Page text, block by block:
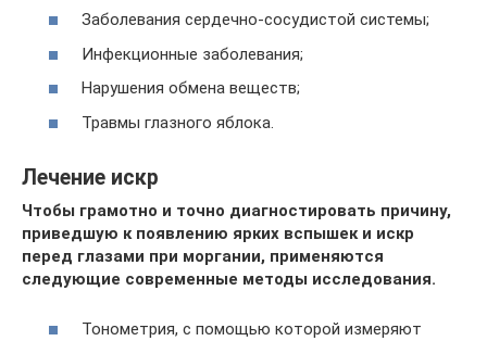
Заболевания сердечно-сосудистой системы;
Инфекционные заболевания;
Нарушения обмена веществ;
Травмы глазного яблока.
Лечение искр
Чтобы грамотно и точно диагностировать причину,
приведшую к появлению ярких вспышек и искр
перед глазами при моргании, применяются
следующие современные методы исследования.
Тонометрия, с помощью которой измеряют